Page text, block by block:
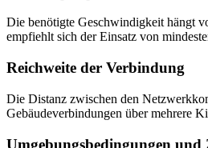
Die benötigte Geschwindigkeit hängt
empfiehlt sich der Einsatz von
Reichweite der Verbindung
Die Distanz zwischen den
Gebäudeverbindungen über mehrere
Umgebungsbedingungen und